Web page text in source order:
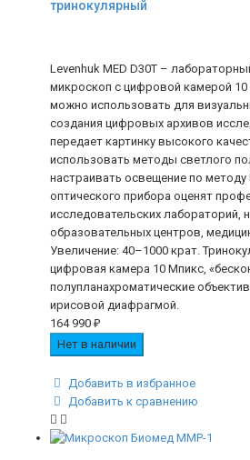
тринокулярный
Levenhuk MED D30T –
микроскоп с цифровой камерой 10
можно использовать для
создания цифровых архивов
передает картинку высокого
использовать методы светлого
настраивать освещение по
оптического прибора оценят
исследовательских лабораторий,
образовательных центров,
Увеличение: 40–1000 крат.
цифровая камера 10 Мпикс,
полупланахроматические
ирисовой диафрагмой.
164 990 ₽
Нет в наличии
Добавить в избранное
Добавить к сравнению